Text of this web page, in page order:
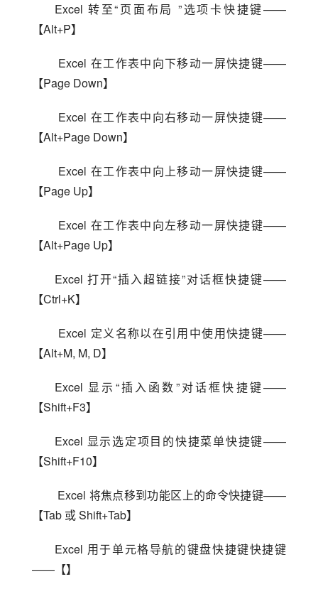
Excel 转至“页面布局 ”选项卡快捷键——
【Alt+P】
【Page Down】
【Alt+Page Down】
【Page Up】
【Alt+Page Up】
Excel 打开“插入超链接”对话框快捷键——
【Ctrl+K】
【Alt+M, M, D】
Excel 显示“插入函数”对话框快捷键——
【Shift+F3】
Excel 显示选定项目的快捷菜单快捷键——
【Shift+F10】
【Tab 或 Shift+Tab】
Excel 用于单元格导航的键盘快捷键快捷键
——【】